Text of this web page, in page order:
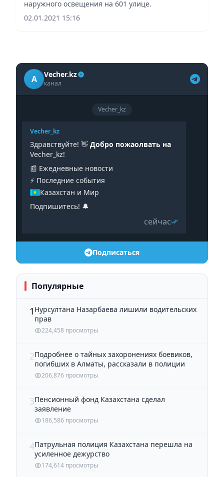
наружного освещения на 601 улице.
02.01.2021 15:16
A Vecher.kz
канал
Vecher_kz
Vecher_kz
Здравствуйте! 👋 Добро пожаолвать на
Vecher_kz!
📰 Ежедневные новости
⚡️ Последние события
Казахстан и Мир
Подпишитесь! 🔔
сейчас
Подписаться
Популярные
1 Нурсултана Назарбаева лишили водительских
прав
224,458 просмотры
2Подробнее о тайных захоронениях боевиков,
погибших в Алматы, рассказали в полиции
206,876 просмотры
3Пенсионный фонд Казахстана сделал
заявление
186,586 просмотры
4Патрульная полиция Казахстана перешла на
усиленное дежурство
174,614 просмотры